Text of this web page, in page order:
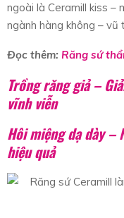
ngoài là Ceramill kiss –
ngành hàng không – vũ
Đọc thêm: Răng sứ
Trồng răng giả –
vĩnh viễn
Hôi miệng dạ dày –
hiệu quả